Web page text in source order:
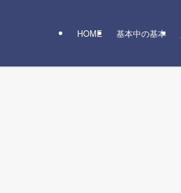
HOME 基本中の基本